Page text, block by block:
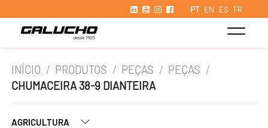
PT EN ES FR
INÍCIO / PRODUTOS / PEÇAS / PEÇAS /
CHUMACEIRA 38-9 DIANTEIRA
AGRICULTURA